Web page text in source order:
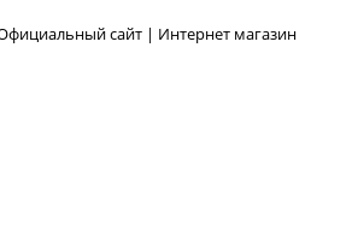
сайт | Интернет магазин